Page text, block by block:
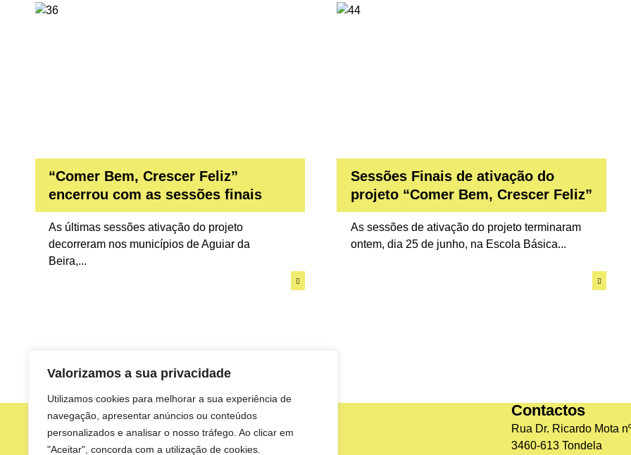
Valorizamos a sua privacidade
Utilizamos cookies para melhorar a sua experiência de
navegação, apresentar anúncios ou conteúdos
personalizados e analisar o nosso tráfego. Ao clicar em
"Aceitar", concorda com a utilização de cookies.
“Comer Bem, Crescer Feliz”
encerrou com as sessões finais
As últimas sessões ativação do projeto
decorreram nos municípios de Aguiar da
Beira,...
Sessões Finais de ativação do
projeto “Comer Bem, Crescer Feliz”
As sessões de ativação do projeto terminaram
ontem, dia 25 de junho, na Escola Básica...
Contactos
Rua Dr. Ricardo Mota
3460-613 Tondela